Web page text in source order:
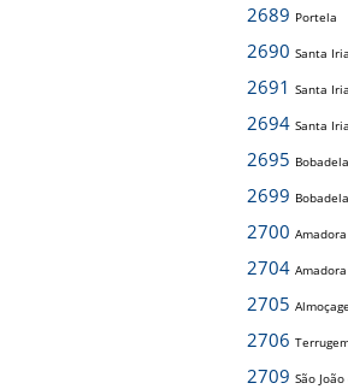
2689 Portela
2690 Santa
2691 Santa
2694 Santa
2695 Bobadela
2699 Bobadela
2700 Amadora
2704 Amadora
2705
2706
2709 São